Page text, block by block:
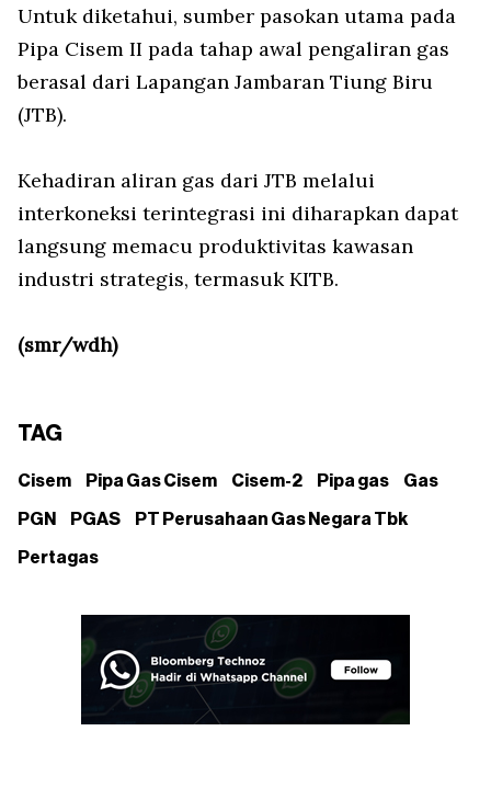
Untuk diketahui, sumber pasokan utama pada
Pipa Cisem II pada tahap awal pengaliran gas
berasal dari Lapangan Jambaran Tiung Biru
(JTB).
Kehadiran aliran gas dari JTB melalui
interkoneksi terintegrasi ini diharapkan dapat
langsung memacu produktivitas kawasan
industri strategis, termasuk KITB.
(smr/wdh)
TAG
Cisem Pipa Gas Cisem Cisem-2 Pipa gas Gas
PGN PGAS PT Perusahaan Gas Negara Tbk
Pertagas